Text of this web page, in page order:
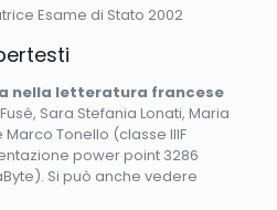
Esame di Stato 2002
nella letteratura francese
Sara Stefania Lonati, Maria
Tonello (classe IIIF
power point 3286
Si può anche vedere